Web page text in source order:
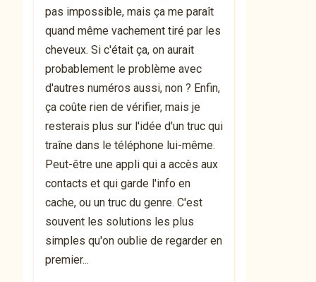
pas impossible, mais ça me paraît
quand même vachement tiré par les
cheveux. Si c'était ça, on aurait
probablement le problème avec
d'autres numéros aussi, non ? Enfin,
ça coûte rien de vérifier, mais je
resterais plus sur l'idée d'un truc qui
traîne dans le téléphone lui-même.
Peut-être une appli qui a accès aux
contacts et qui garde l'info en
cache, ou un truc du genre. C'est
souvent les solutions les plus
simples qu'on oublie de regarder en
premier...